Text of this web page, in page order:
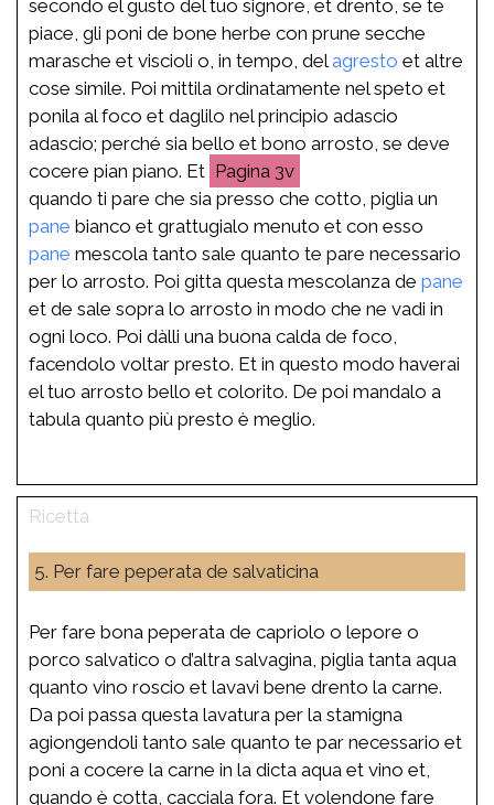
secondo el gusto del tuo signore, et drento, se te
piace, gli poni de bone herbe con prune secche
marasche et viscioli o, in tempo, delagresto et altre
cose simile. Poi mittila ordinatamente nel speto et
ponila al foco et daglilo nel principio adascio
adascio; perché sia bello et bono arrosto, se deve
cocere pian piano. Et
3v
quando ti pare che sia presso che cotto, piglia un
pane bianco et grattugialo menuto et con esso
pane mescola tanto sale quanto te pare necessario
per lo arrosto. Poi gitta questa mescolanza de pane
et de sale sopra lo arrosto in modo che ne vadi in
ogni loco. Poi dàlli una buona calda de foco,
facendolo voltar presto. Et in questo modo haverai
el tuo arrosto bello et colorito. De poi mandalo a
tabula quanto più presto è meglio.
5. Per fare peperata de salvaticina
Per fare bona peperata de capriolo o lepore o
porco salvatico o d’altra salvagina, piglia tanta aqua
quanto vino roscio et lavavi bene drento la carne.
Da poi passa questa lavatura per la stamigna
agiongendoli tanto sale quanto te par necessario et
poni a cocere la carne in la dicta aqua et vino et,
quando è cotta, cacciala fora. Et volendone fare